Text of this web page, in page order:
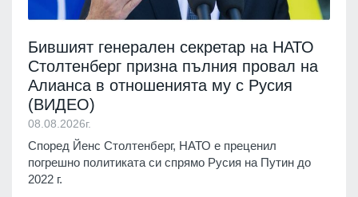
Бившият генерален секретар на НАТО
Столтенберг призна пълния провал на
Алианса в отношенията му с Русия
(ВИДЕО)
08.08.2026г.
Според Йенс Столтенберг, НАТО е преценил
погрешно политиката си спрямо Русия на Путин до
2022 г.